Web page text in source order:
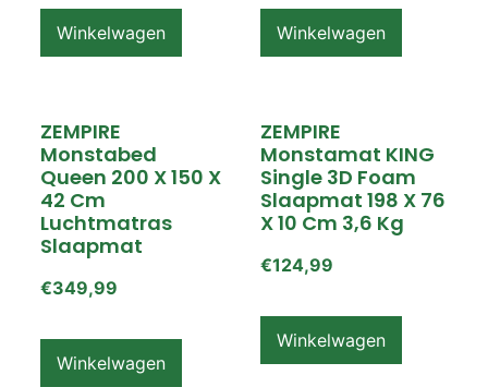
Winkelwagen Winkelwagen
ZEMPIRE
Monstabed
Queen 200 X 150 X
42 Cm
Luchtmatras
Slaapmat
€349,99
Winkelwagen
ZEMPIRE
Monstamat KING
Single 3D Foam
Slaapmat 198 X 76
X 10 Cm 3,6 Kg
€124,99
Winkelwagen